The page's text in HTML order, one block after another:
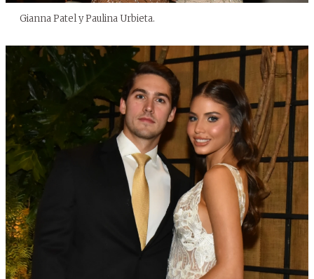
Gianna Patel y Paulina Urbieta.